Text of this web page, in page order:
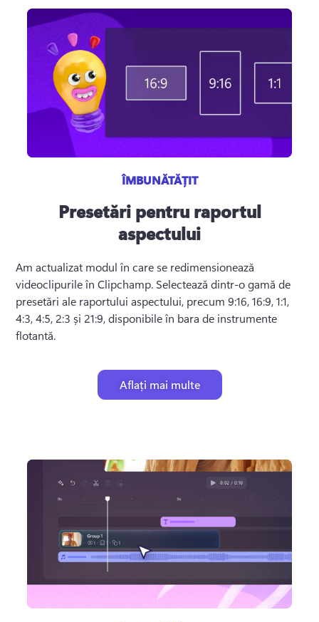
ÎMBUNĂTĂȚIT
Presetări pentru raportul
aspectului
Am actualizat modul în care se redimensionează
videoclipurile în Clipchamp. Selectează dintr-o gamă de
presetări ale raportului aspectului, precum 9:16, 16:9, 1:1,
4:3, 4:5, 2:3 și 21:9, disponibile în bara de instrumente
flotantă.
Aflați mai multe